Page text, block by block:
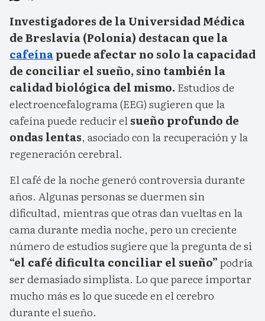
Investigadores de la Universidad Médica
de Breslavia (Polonia) destacan que la
cafeínapuede afectar no solo la capacidad
de conciliar el sueño, sino también la
calidad biológica del mismo. Estudios de
electroencefalograma (EEG) sugieren que la
cafeína puede reducir elsueño profundo de
ondas lentas, asociado con la recuperación y la
regeneración cerebral.
El café de la noche generó controversia durante
años. Algunas personas se duermen sin
dificultad, mientras que otras dan vueltas en la
cama durante media noche, pero un creciente
número de estudios sugiere que la pregunta de si
“el café dificulta conciliar el sueño”podría
ser demasiado simplista. Lo que parece importar
mucho más es lo que sucede en el cerebro
durante el sueño.